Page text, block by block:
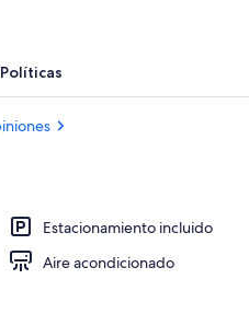
Políticas
Estacionamiento incluido
Aire acondicionado